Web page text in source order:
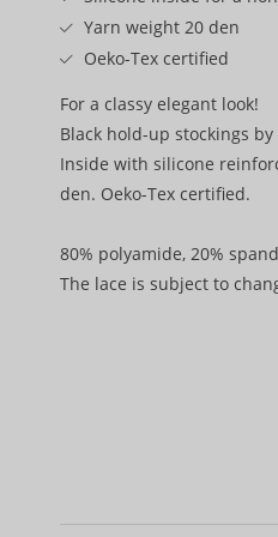
Yarn weight 20 den
Oeko-Tex certified
For a classy elegant look!
Black hold-up stockings
Inside with silicone
den. Oeko-Tex certified.
80% polyamide, 20%
The lace is subject to